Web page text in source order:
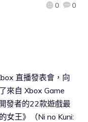
0 0
直播發表會，向
來自 Xbox Game
發者的22款遊戲最
女王》（Ni no Kuni: